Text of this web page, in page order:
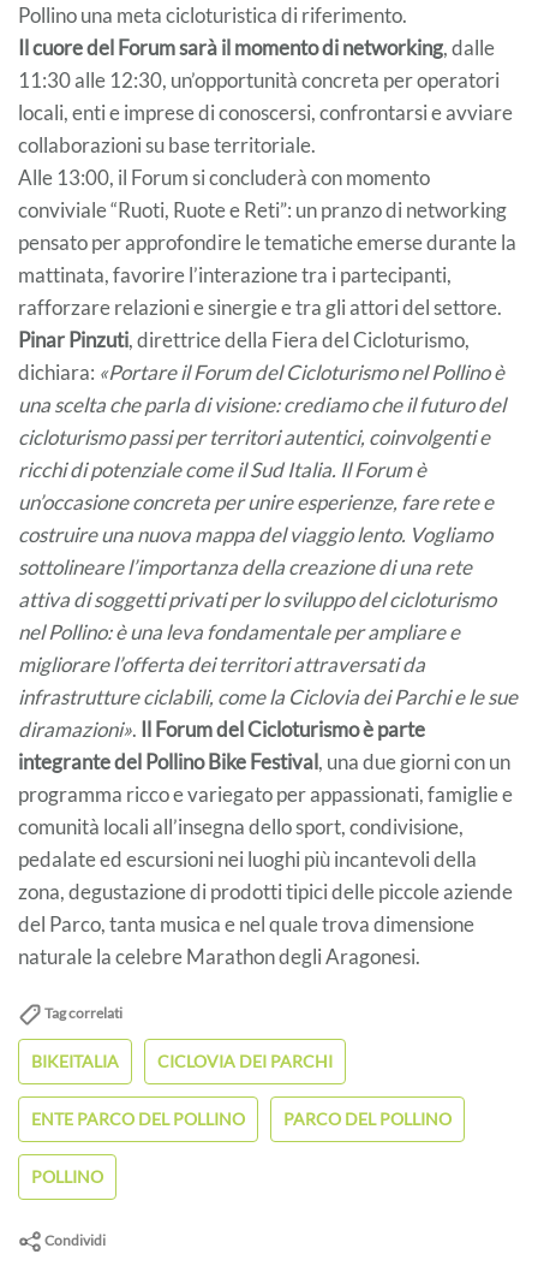
Pollino una meta cicloturistica di riferimento.
Il cuore del Forum sarà il momento di networking, dalle
11:30 alle 12:30, un’opportunità concreta per operatori
locali, enti e imprese di conoscersi, confrontarsi e avviare
collaborazioni su base territoriale.
Alle 13:00, il Forum si concluderà con momento
conviviale “Ruoti, Ruote e Reti”: un pranzo di networking
pensato per approfondire le tematiche emerse durante la
mattinata, favorire l’interazione tra i partecipanti,
rafforzare relazioni e sinergie e tra gli attori del settore.
Pinar Pinzuti, direttrice della Fiera del Cicloturismo,
dichiara: «Portare il Forum del Cicloturismo nel Pollino è
una scelta che parla di visione: crediamo che il futuro del
cicloturismo passi per territori autentici, coinvolgenti e
ricchi di potenziale come il Sud Italia. Il Forum è
un’occasione concreta per unire esperienze, fare rete e
costruire una nuova mappa del viaggio lento. Vogliamo
sottolineare l’importanza della creazione di una rete
attiva di soggetti privati per lo sviluppo del cicloturismo
nel Pollino: è una leva fondamentale per ampliare e
migliorare l’offerta dei territori attraversati da
infrastrutture ciclabili, come la Ciclovia dei Parchi e le sue
diramazioni». Il Forum del Cicloturismo è parte
integrante del Pollino Bike Festival, una due giorni con un
programma ricco e variegato per appassionati, famiglie e
comunità locali all’insegna dello sport, condivisione,
pedalate ed escursioni nei luoghi più incantevoli della
zona, degustazione di prodotti tipici delle piccole aziende
del Parco, tanta musica e nel quale trova dimensione
naturale la celebre Marathon degli Aragonesi.
Tag correlati
BIKEITALIA CICLOVIA DEI PARCHI
ENTE PARCO DEL POLLINO PARCO DEL POLLINO
POLLINO
Condividi